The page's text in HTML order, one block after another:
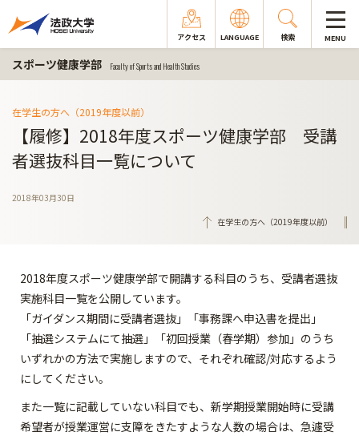
アクセス LANGUAGE 検索 MENU
スポーツ健康学部 Faculty of Sports and Health Studies
在学生の方へ（2019年度以前）
【履修】2018年度スポーツ健康学部 受講
者選抜科目一覧について
2018年03月30日
在学生の方へ（2019年度以前）
2018年度スポーツ健康学部で開講する科目のうち、受講者選抜
実施科目一覧を公開しています。
「ガイダンス期間に受講者選抜」「事務課へ申込書を提出」
「抽選システムにて抽選」「初回授業（春学期）参加」のうち
いずれかの方法で実施しますので、それぞれ確認/対応するよう
にしてください。
また一覧に記載していない科目でも、新学期授業開始時に受講
希望者が授業運営に支障をきたすような人数の場合は、急遽受